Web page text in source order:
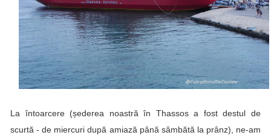
La întoarcere (șederea noastră în Thassos a fost destul de
scurtă - de miercuri după amiază până sâmbătă la prânz), ne-am